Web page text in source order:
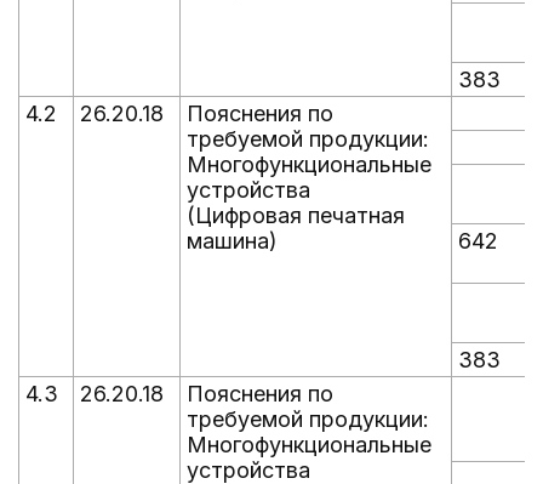
383
4.2
26.20.18
Пояснения по
требуемой продукции:
Многофункциональные
устройства
(Цифровая печатная
машина)
642
383
4.3
26.20.18
Пояснения по
требуемой продукции:
Многофункциональные
устройства